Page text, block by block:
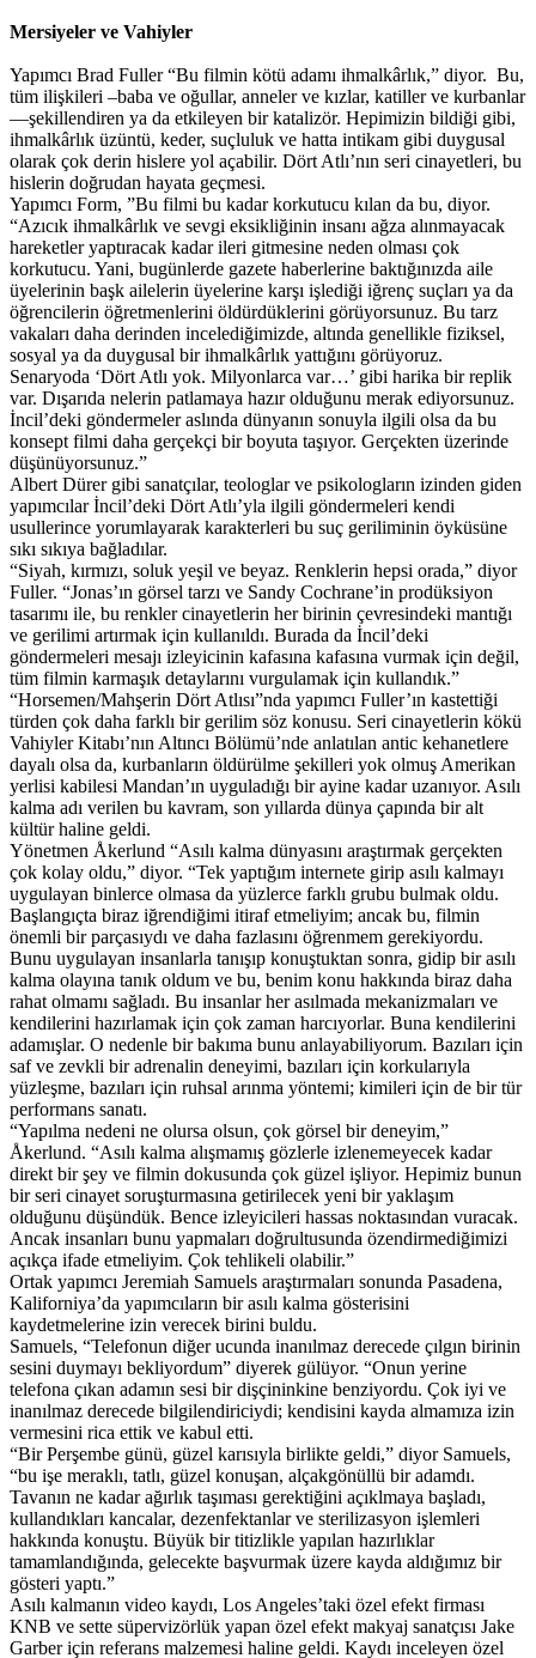
Mersiyeler ve Vahiyler
Yapımcı Brad Fuller “Bu filmin kötü adamı ihmalkârlık,” diyor. Bu,
tüm ilişkileri –baba ve oğullar, anneler ve kızlar, katiller ve kurbanlar
—şekillendiren ya da etkileyen bir katalizör. Hepimizin bildiği gibi,
ihmalkârlık üzüntü, keder, suçluluk ve hatta intikam gibi duygusal
olarak çok derin hislere yol açabilir. Dört Atlı’nın seri cinayetleri, bu
hislerin doğrudan hayata geçmesi.
Yapımcı Form, ”Bu filmi bu kadar korkutucu kılan da bu, diyor.
“Azıcık ihmalkârlık ve sevgi eksikliğinin insanı ağza alınmayacak
hareketler yaptıracak kadar ileri gitmesine neden olması çok
korkutucu. Yani, bugünlerde gazete haberlerine baktığınızda aile
üyelerinin başk ailelerin üyelerine karşı işlediği iğrenç suçları ya da
öğrencilerin öğretmenlerini öldürdüklerini görüyorsunuz. Bu tarz
vakaları daha derinden incelediğimizde, altında genellikle fiziksel,
sosyal ya da duygusal bir ihmalkârlık yattığını görüyoruz.
Senaryoda ‘Dört Atlı yok. Milyonlarca var…’ gibi harika bir replik
var. Dışarıda nelerin patlamaya hazır olduğunu merak ediyorsunuz.
İncil’deki göndermeler aslında dünyanın sonuyla ilgili olsa da bu
konsept filmi daha gerçekçi bir boyuta taşıyor. Gerçekten üzerinde
düşünüyorsunuz.”
Albert Dürer gibi sanatçılar, teologlar ve psikologların izinden giden
yapımcılar İncil’deki Dört Atlı’yla ilgili göndermeleri kendi
usullerince yorumlayarak karakterleri bu suç geriliminin öyküsüne
sıkı sıkıya bağladılar.
“Siyah, kırmızı, soluk yeşil ve beyaz. Renklerin hepsi orada,” diyor
Fuller. “Jonas’ın görsel tarzı ve Sandy Cochrane’in prodüksiyon
tasarımı ile, bu renkler cinayetlerin her birinin çevresindeki mantığı
ve gerilimi artırmak için kullanıldı. Burada da İncil’deki
göndermeleri mesajı izleyicinin kafasına kafasına vurmak için değil,
tüm filmin karmaşık detaylarını vurgulamak için kullandık.”
“Horsemen/Mahşerin Dört Atlısı”nda yapımcı Fuller’ın kastettiği
türden çok daha farklı bir gerilim söz konusu. Seri cinayetlerin kökü
Vahiyler Kitabı’nın Altıncı Bölümü’nde anlatılan antic kehanetlere
dayalı olsa da, kurbanların öldürülme şekilleri yok olmuş Amerikan
yerlisi kabilesi Mandan’ın uyguladığı bir ayine kadar uzanıyor. Asılı
kalma adı verilen bu kavram, son yıllarda dünya çapında bir alt
kültür haline geldi.
Yönetmen Åkerlund “Asılı kalma dünyasını araştırmak gerçekten
çok kolay oldu,” diyor. “Tek yaptığım internete girip asılı kalmayı
uygulayan binlerce olmasa da yüzlerce farklı grubu bulmak oldu.
Başlangıçta biraz iğrendiğimi itiraf etmeliyim; ancak bu, filmin
önemli bir parçasıydı ve daha fazlasını öğrenmem gerekiyordu.
Bunu uygulayan insanlarla tanışıp konuştuktan sonra, gidip bir asılı
kalma olayına tanık oldum ve bu, benim konu hakkında biraz daha
rahat olmamı sağladı. Bu insanlar her asılmada mekanizmaları ve
kendilerini hazırlamak için çok zaman harcıyorlar. Buna kendilerini
adamışlar. O nedenle bir bakıma bunu anlayabiliyorum. Bazıları için
saf ve zevkli bir adrenalin deneyimi, bazıları için korkularıyla
yüzleşme, bazıları için ruhsal arınma yöntemi; kimileri için de bir tür
performans sanatı.
“Yapılma nedeni ne olursa olsun, çok görsel bir deneyim,”
Åkerlund. “Asılı kalma alışmamış gözlerle izlenemeyecek kadar
direkt bir şey ve filmin dokusunda çok güzel işliyor. Hepimiz bunun
bir seri cinayet soruşturmasına getirilecek yeni bir yaklaşım
olduğunu düşündük. Bence izleyicileri hassas noktasından vuracak.
Ancak insanları bunu yapmaları doğrultusunda özendirmediğimizi
açıkça ifade etmeliyim. Çok tehlikeli olabilir.”
Ortak yapımcı Jeremiah Samuels araştırmaları sonunda Pasadena,
Kaliforniya’da yapımcıların bir asılı kalma gösterisini
kaydetmelerine izin verecek birini buldu.
Samuels, “Telefonun diğer ucunda inanılmaz derecede çılgın birinin
sesini duymayı bekliyordum” diyerek gülüyor. “Onun yerine
telefona çıkan adamın sesi bir dişçininkine benziyordu. Çok iyi ve
inanılmaz derecede bilgilendiriciydi; kendisini kayda almamıza izin
vermesini rica ettik ve kabul etti.
“Bir Perşembe günü, güzel karısıyla birlikte geldi,” diyor Samuels,
“bu işe meraklı, tatlı, güzel konuşan, alçakgönüllü bir adamdı.
Tavanın ne kadar ağırlık taşıması gerektiğini açıklmaya başladı,
kullandıkları kancalar, dezenfektanlar ve sterilizasyon işlemleri
hakkında konuştu. Büyük bir titizlikle yapılan hazırlıklar
tamamlandığında, gelecekte başvurmak üzere kayda aldığımız bir
gösteri yaptı.”
Asılı kalmanın video kaydı, Los Angeles’taki özel efekt firması
KNB ve sette süpervizörlük yapan özel efekt makyaj sanatçısı Jake
Garber için referans malzemesi haline geldi. Kaydı inceleyen özel